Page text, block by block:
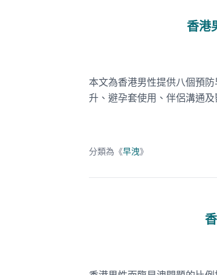
香港
本文為香港男性提供八個預
升、避孕套使用、伴侶溝通
分類為《早洩》